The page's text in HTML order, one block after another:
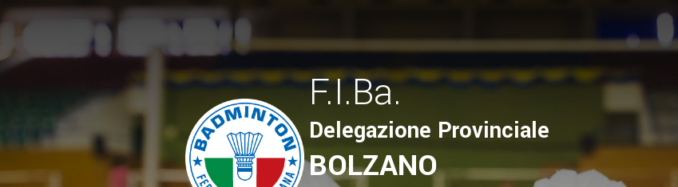
F.I.Ba.
Delegazione Provinciale
BOLZANO